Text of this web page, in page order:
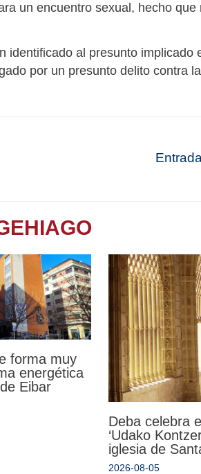
un encuentro sexual, hecho que
identificado al presunto implicado
por un presunto delito contra
forma muy
energética
Eibar
Deba celebra
‘Udako
iglesia de
2026-08-05